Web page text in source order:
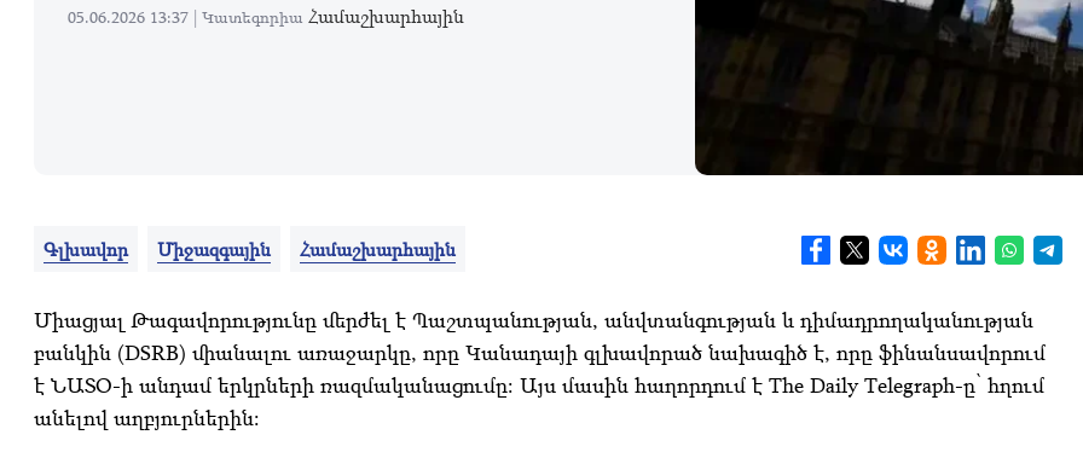
05.06.2026 13:37 | Կատեգորիա Համաշխարհային
Գլխավոր Միջազգային Համաշխարհային
Միացյալ Թագավորությունը մերժել է Պաշտպանության, անվտանգության և դիմադրողականության
բանկին (DSRB) միանալու առաջարկը, որը Կանադայի գլխավորած նախագիծ է, որը ֆինանսավորում
է ՆԱՏՕ-ի անդամ երկրների ռազմականացումը: Այս մասին հաղորդում է The Daily Telegraph-ը՝ հղում
անելով աղբյուրներին: